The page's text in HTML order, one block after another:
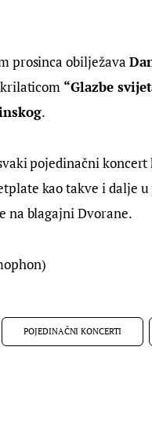
prosinca obilježava
krilaticom “Glazbe
.
pojedinačni
kao takve i dalje
na blagajni Dvorane.
POJEDINAČNI KONCERTI